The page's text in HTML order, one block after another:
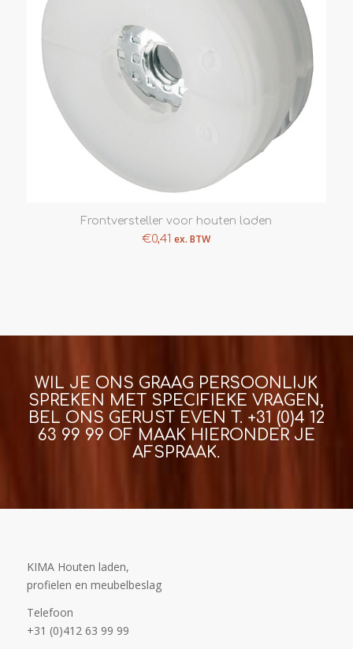
Frontversteller voor houten laden
€0,41 ex. BTW
WIL JE ONS GRAAG PERSOONLIJK
SPREKEN MET SPECIFIEKE VRAGEN,
BEL ONS GERUST EVEN T. +31 (0)4 12
63 99 99 OF MAAK HIERONDER JE
AFSPRAAK.
KIMA Houten laden,
profielen en meubelbeslag
Telefoon
+31 (0)412 63 99 99